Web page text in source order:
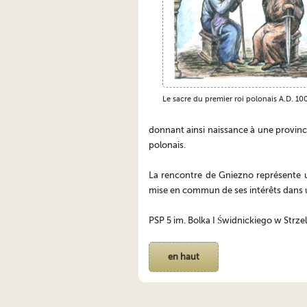
Le sacre du premier roi polonais A.D.
donnant ainsi naissance à une
polonais.
La rencontre de Gniezno
mise en commun de ses intérêts
PSP 5 im. Bolka I Świdnickiego w
en haut